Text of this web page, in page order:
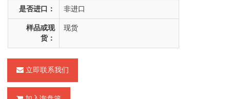
是否进口： 非进口
样品或现
货：
现货
立即联系我们